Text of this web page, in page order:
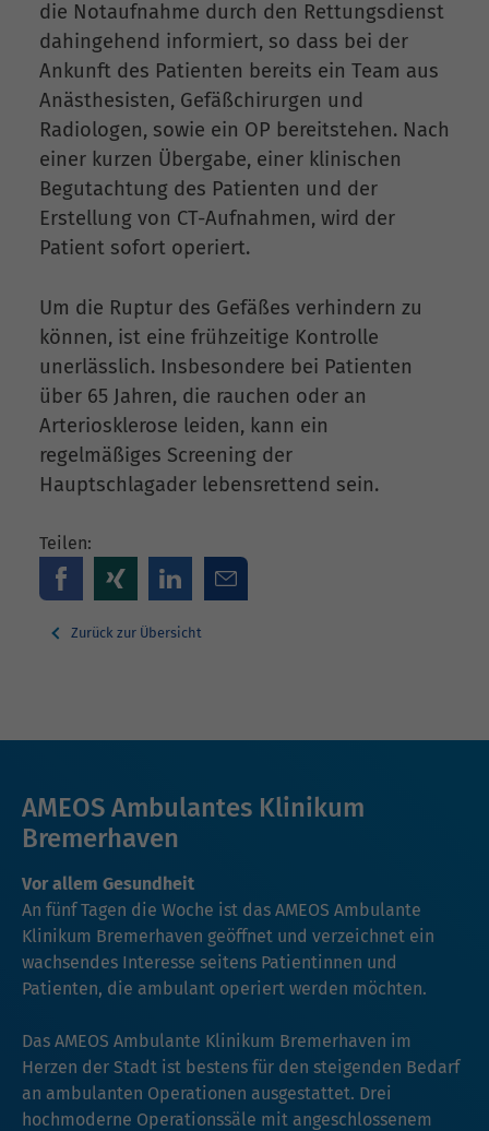
die Notaufnahme durch den Rettungsdienst
dahingehend informiert, so dass bei der
Ankunft des Patienten bereits ein Team aus
Anästhesisten, Gefäßchirurgen und
Radiologen, sowie ein OP bereitstehen. Nach
einer kurzen Übergabe, einer klinischen
Begutachtung des Patienten und der
Erstellung von CT-Aufnahmen, wird der
Patient sofort operiert.
Um die Ruptur des Gefäßes verhindern zu
können, ist eine frühzeitige Kontrolle
unerlässlich. Insbesondere bei Patienten
über 65 Jahren, die rauchen oder an
Arteriosklerose leiden, kann ein
regelmäßiges Screening der
Hauptschlagader lebensrettend sein.
Teilen:
Zurück zur Übersicht
AMEOS Ambulantes Klinikum
Bremerhaven
Vor allem Gesundheit
An fünf Tagen die Woche ist das AMEOS Ambulante
Klinikum Bremerhaven geöffnet und verzeichnet ein
wachsendes Interesse seitens Patientinnen und
Patienten, die ambulant operiert werden möchten.
Das AMEOS Ambulante Klinikum Bremerhaven im
Herzen der Stadt ist bestens für den steigenden Bedarf
an ambulanten Operationen ausgestattet. Drei
hochmoderne Operationssäle mit angeschlossenem